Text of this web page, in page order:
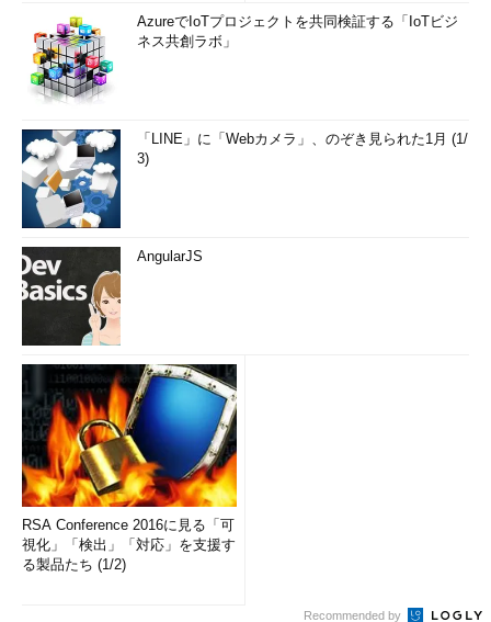
AzureでIoTプロジェクトを共同検証する「IoTビジ
ネス共創ラボ」
「LINE」に「Webカメラ」、のぞき見られた1月 (1/
3)
AngularJS
RSA Conference 2016に見る「可
視化」「検出」「対応」を支援す
る製品たち (1/2)
Recommended by